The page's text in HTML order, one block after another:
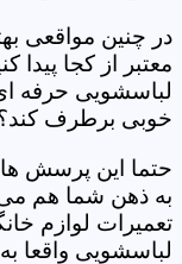
در چنین مواقعی
معتبر از کجا
لباسشویی حرفه
خوبی برطرف
حتما این پرسش ها
به ذهن شما هم
تعمیرات لوازم
لباسشویی